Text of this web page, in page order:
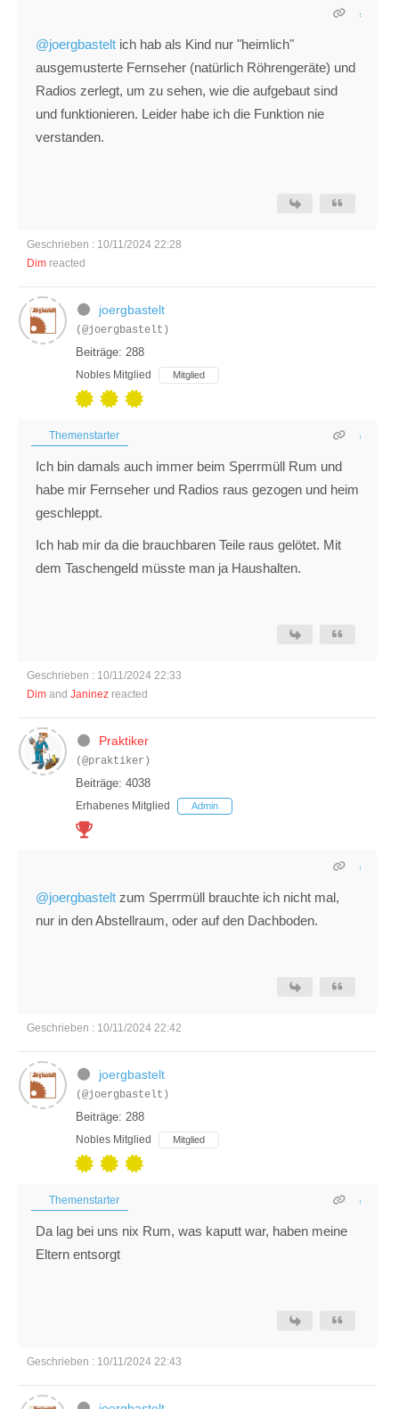
@joergbastelt ich hab als Kind nur "heimlich"
ausgemusterte Fernseher (natürlich Röhrengeräte) und
Radios zerlegt, um zu sehen, wie die aufgebaut sind
und funktionieren. Leider habe ich die Funktion nie
verstanden.
Geschrieben : 10/11/2024 22:28
Dim reacted
joergbastelt
(@joergbastelt)
Beiträge: 288
Nobles Mitglied Mitglied
Themenstarter
Ich bin damals auch immer beim Sperrmüll Rum und
habe mir Fernseher und Radios raus gezogen und heim
geschleppt.
Ich hab mir da die brauchbaren Teile raus gelötet. Mit
dem Taschengeld müsste man ja Haushalten.
Geschrieben : 10/11/2024 22:33
Dim and Janinez reacted
Praktiker
(@praktiker)
Beiträge: 4038
Erhabenes Mitglied Admin
@joergbastelt zum Sperrmüll brauchte ich nicht mal,
nur in den Abstellraum, oder auf den Dachboden.
Geschrieben : 10/11/2024 22:42
joergbastelt
(@joergbastelt)
Beiträge: 288
Nobles Mitglied Mitglied
Themenstarter
Da lag bei uns nix Rum, was kaputt war, haben meine
Eltern entsorgt
Geschrieben : 10/11/2024 22:43